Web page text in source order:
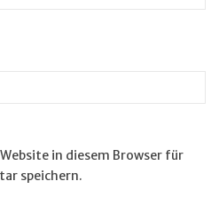
in diesem Browser für
speichern.